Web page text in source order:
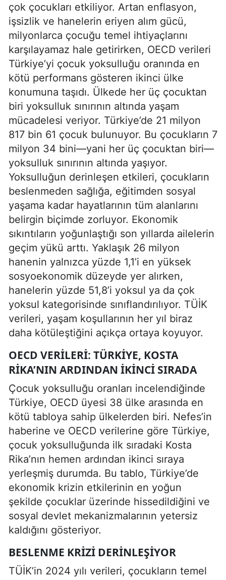
çok çocukları etkiliyor. Artan enflasyon,
işsizlik ve hanelerin eriyen alım gücü,
milyonlarca çocuğu temel ihtiyaçlarını
karşılayamaz hale getirirken, OECD verileri
Türkiye’yi çocuk yoksulluğu oranında en
kötü performans gösteren ikinci ülke
konumuna taşıdı. Ülkede her üç çocuktan
biri yoksulluk sınırının altında yaşam
mücadelesi veriyor. Türkiye’de 21 milyon
817 bin 61 çocuk bulunuyor. Bu çocukların 7
milyon 34 bini—yani her üç çocuktan biri—
yoksulluk sınırının altında yaşıyor.
Yoksulluğun derinleşen etkileri, çocukların
beslenmeden sağlığa, eğitimden sosyal
yaşama kadar hayatlarının tüm alanlarını
belirgin biçimde zorluyor. Ekonomik
sıkıntıların yoğunlaştığı son yıllarda ailelerin
geçim yükü arttı. Yaklaşık 26 milyon
hanenin yalnızca yüzde 1,1’i en yüksek
sosyoekonomik düzeyde yer alırken,
hanelerin yüzde 51,8’i yoksul ya da çok
yoksul kategorisinde sınıflandırılıyor. TÜİK
verileri, yaşam koşullarının her yıl biraz
daha kötüleştiğini açıkça ortaya koyuyor.
OECD VERILERI: TÜRKIYE, KOSTA
RIKA’NIN ARDINDAN İKINCI SIRADA
Çocuk yoksulluğu oranları incelendiğinde
Türkiye, OECD üyesi 38 ülke arasında en
kötü tabloya sahip ülkelerden biri. Nefes’in
haberine ve OECD verilerine göre Türkiye,
çocuk yoksulluğunda ilk sıradaki Kosta
Rika’nın hemen ardından ikinci sıraya
yerleşmiş durumda. Bu tablo, Türkiye’de
ekonomik krizin etkilerinin en yoğun
şekilde çocuklar üzerinde hissedildiğini ve
sosyal devlet mekanizmalarının yetersiz
kaldığını gösteriyor.
BESLENME KRIZI DERINLEŞIYOR
TÜİK’in 2024 yılı verileri, çocukların temel